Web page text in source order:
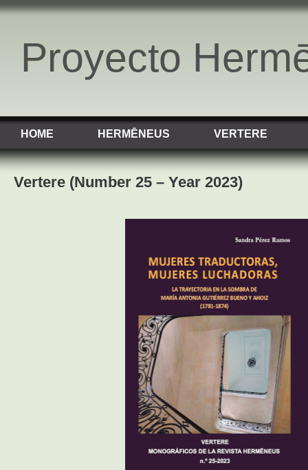
Proyecto
HOME HERMĒNEUS VERTERE
Vertere (Number 25 – Year 2023)